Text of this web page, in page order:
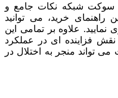
سوکت شبکه نکات جامع و
راهنمای خرید، می توانید
علاوه بر تمامی این
فزاینده ای در عملکرد
تواند منجر به اختلال در